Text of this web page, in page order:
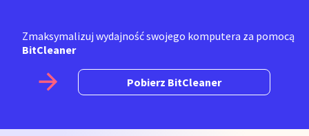
Zmaksymalizuj wydajność swojego komputera za pomocą
BitCleaner
Pobierz BitCleaner